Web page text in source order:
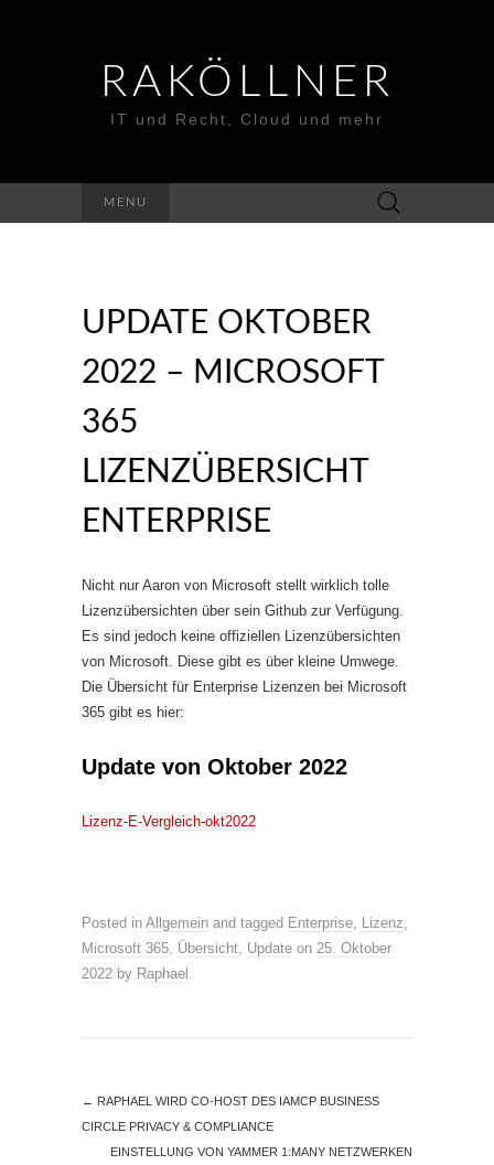
RAKÖLLNER
IT und Recht, Cloud und mehr
MENU
Suchen
nach:
UPDATE OKTOBER
2022 – MICROSOFT
365
LIZENZÜBERSICHT
ENTERPRISE
Nicht nur Aaron von Microsoft stellt wirklich tolle
Lizenzübersichten über sein Github zur Verfügung.
Es sind jedoch keine offiziellen Lizenzübersichten
von Microsoft. Diese gibt es über kleine Umwege.
Die Übersicht für Enterprise Lizenzen bei Microsoft
365 gibt es hier:
Update von Oktober 2022
Lizenz-E-Vergleich-okt2022
Posted in Allgemein and tagged Enterprise, Lizenz,
Microsoft 365, Übersicht, Update on 25. Oktober
2022 by Raphael .
← RAPHAEL WIRD CO-HOST DES IAMCP BUSINESS
CIRCLE PRIVACY & COMPLIANCE
EINSTELLUNG VON YAMMER 1:MANY NETZWERKEN